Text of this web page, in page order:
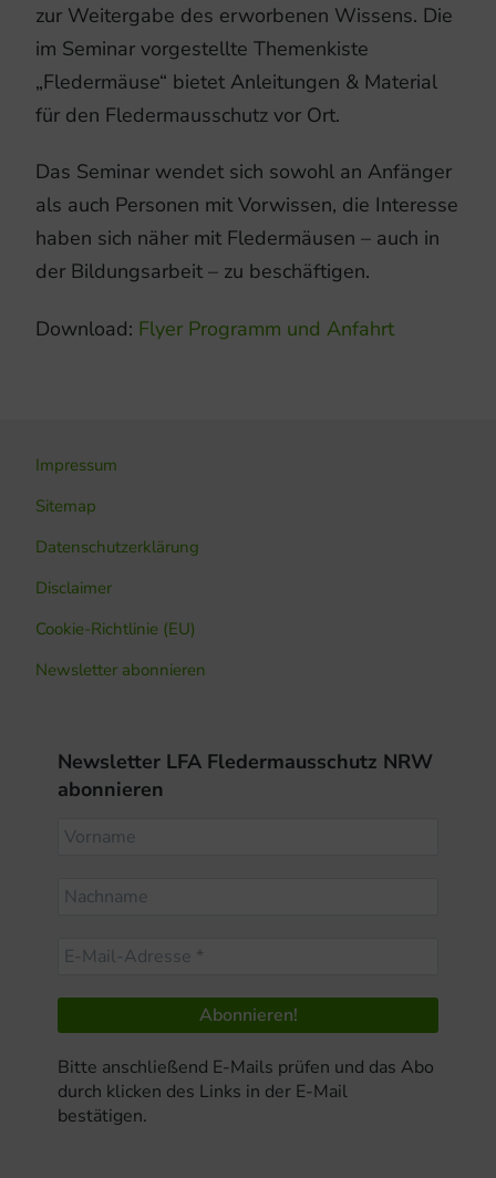
zur Weitergabe des erworbenen Wissens. Die
im Seminar vorgestellte Themenkiste
„Fledermäuse“ bietet Anleitungen & Material
für den Fledermausschutz vor Ort.
Das Seminar wendet sich sowohl an Anfänger
als auch Personen mit Vorwissen, die Interesse
haben sich näher mit Fledermäusen – auch in
der Bildungsarbeit – zu beschäftigen.
Download: Flyer Programm und Anfahrt
Impressum
Sitemap
Datenschutzerklärung
Disclaimer
Cookie-Richtlinie (EU)
Newsletter abonnieren
Newsletter LFA Fledermausschutz NRW
abonnieren
Bitte anschließend E-Mails prüfen und das Abo
durch klicken des Links in der E-Mail
bestätigen.